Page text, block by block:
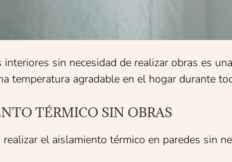
sin necesidad de realizar obras es
temperatura agradable en el hogar durante
TÉRMICO SIN OBRAS
el aislamiento térmico en paredes sin